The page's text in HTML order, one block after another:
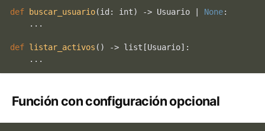
def buscar_usuario(id : int) -> Usuario | None:
    ...
def listar_activos () -> list [Usuario]:
Función con configuración opcional